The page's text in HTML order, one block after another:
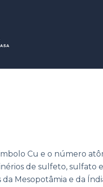
Cu e o número
de sulfeto, sulfato
Mesopotâmia e da